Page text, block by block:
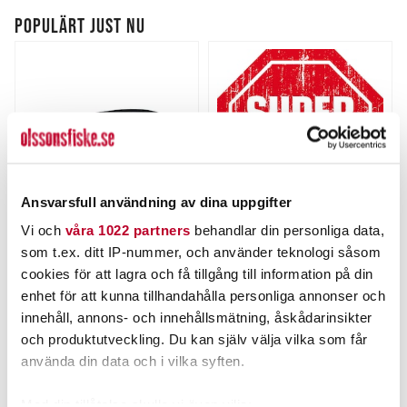
Ansvarsfull användning av dina uppgifter
Vi och våra 1022 partners behandlar din personliga data,
som t.ex. ditt IP-nummer, och använder teknologi såsom
cookies för att lagra och få tillgång till information på din
enhet för att kunna tillhandahålla personliga annonser och
innehåll, annons- och innehållsmätning, åskådarinsikter
och produktutveckling. Du kan själv välja vilka som får
använda din data och i vilka syften.
POPULÄRT JUST NU
KARIKKO
Karikko 15cm 24g.
Nuvarande pris:
169,00 kr
Tidigare pris
199,00 kr
169,00 kr
199,00 kr
FINNS I LAGER.
SKICKAS IDAG!
Superbrådis - Gå före i
kön!.
Pris 49,00 kr
49,00 kr
FLER ÄN 6 ST KVAR